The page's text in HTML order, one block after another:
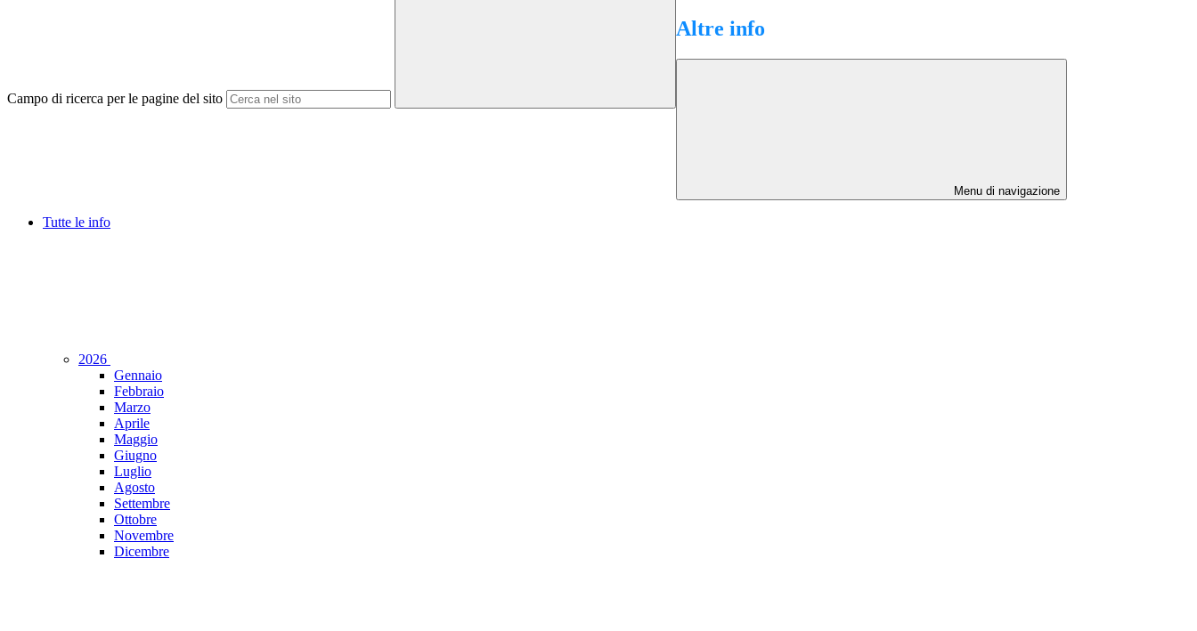
Campo di ricerca per le pagine del sito
Altre info
Menu di navigazione
Tutte le info
2026
Gennaio
Febbraio
Marzo
Aprile
Maggio
Giugno
Luglio
Agosto
Settembre
Ottobre
Novembre
Dicembre